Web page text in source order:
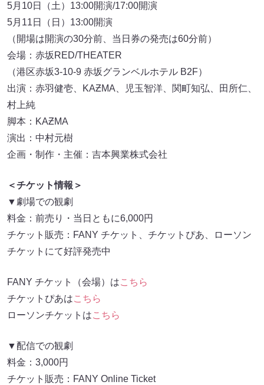
5月10日（土）13:00開演/17:00開演
5月11日（日）13:00開演
（開場は開演の30分前、当日券の発売は60分前）
会場：赤坂RED/THEATER
（港区赤坂3-10-9 赤坂グランベルホテル B2F）
出演：赤羽健壱、KAƵMA、児玉智洋、関町知弘、田所仁、
村上純
脚本：KAƵMA
演出：中村元樹
企画・制作・主催：吉本興業株式会社
＜チケット情報＞
▼劇場での観劇
料金：前売り・当日ともに6,000円
チケット販売：FANY チケット、チケットぴあ、ローソン
チケットにて好評発売中
FANY チケット（会場）はこちら
チケットぴあはこちら
ローソンチケットはこちら
▼配信での観劇
料金：3,000円
チケット販売：FANY Online Ticket